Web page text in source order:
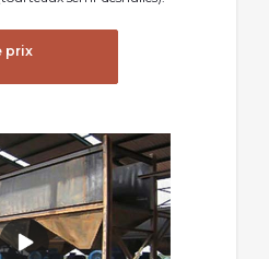
prix